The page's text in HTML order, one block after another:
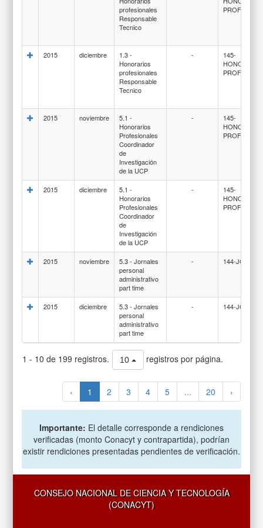
profesionales
Responsable
Tecnico
2015 diciembre
1.3 -
Honorarios
profesionales
Responsable
Tecnico
-
145-
2015 noviembre
5.1 -
Honorarios
Profesionales
Coordinador
de
Investigación
de la UCP
-
145-
2015 diciembre
5.1 -
Honorarios
Profesionales
Coordinador
de
Investigación
de la UCP
-
145-
2015 noviembre
5.3 - Jornales
personal
administrativo
part time
- 144-
2015 diciembre
5.3 - Jornales
personal
administrativo
part time
- 144-
1 - 10 de 199 registros. 10 registros por página.
‹ 1 2 3 4 5 ... 20 ›
Importante: El detalle corresponde a rendiciones
verificadas (monto Conacyt y contrapartida), podrían
existir rendiciones presentadas pendientes de verificación.
CONSEJO NACIONAL DE CIENCIA Y TECNOLOGÍA
(CONACYT)